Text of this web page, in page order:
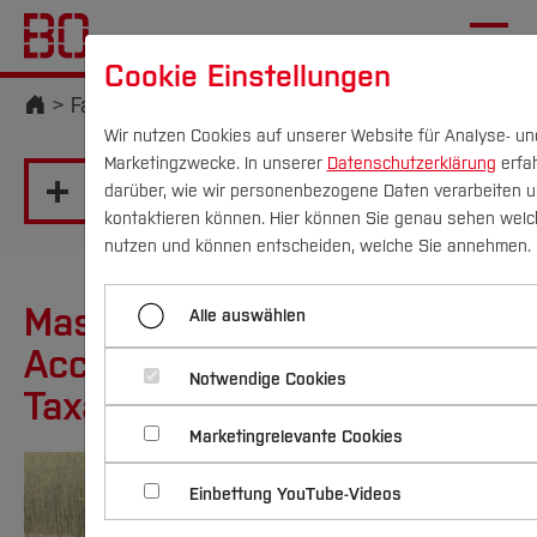
Campus Personen DE|EN Quicklinks
Studium
Studienangebote
Bachelorstudiengänge
Masterstudiengänge
Schwerpunkte
Vor dem Studium
Bewerben & Einschreiben
Bewerbungsportal
Im Studium
Studienbüros und Prüfungen
Nach dem Studium
Forschung & Transfer
Profil
Forschungs- und Transferprofil
Beratung & Förderung
Nachhaltigkeit
Nachhaltigkeit studieren
International
Startseite
Fachbereiche
Menü aufklappen
MAT
MBL
MBA Verbund
Master of Arts in
Accounting, Auditing and
Taxation
Cookie Einstellungen
Wir nutzen Cookies auf unserer Website für Analyse-
Marketingzwecke. In unserer Datenschutzerklärung
darüber, wie wir personenbezogene Daten verarbeiten
kontaktieren können. Hier können Sie genau sehen
nutzen und können entscheiden, welche Sie annehmen.
Alle auswählen
Notwendige Cookies
Marketingrelevante Cookies
Einbettung YouTube-Videos